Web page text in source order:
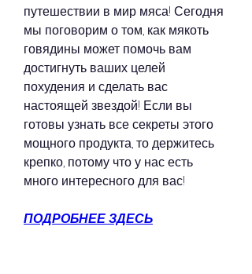
путешествии в мир мяса! Сегодня
мы поговорим о том, как мякоть
говядины может помочь вам
достигнуть ваших целей
похудения и сделать вас
настоящей звездой! Если вы
готовы узнать все секреты этого
мощного продукта, то держитесь
крепко, потому что у нас есть
много интересного для вас!
ПОДРОБНЕЕ ЗДЕСЬ